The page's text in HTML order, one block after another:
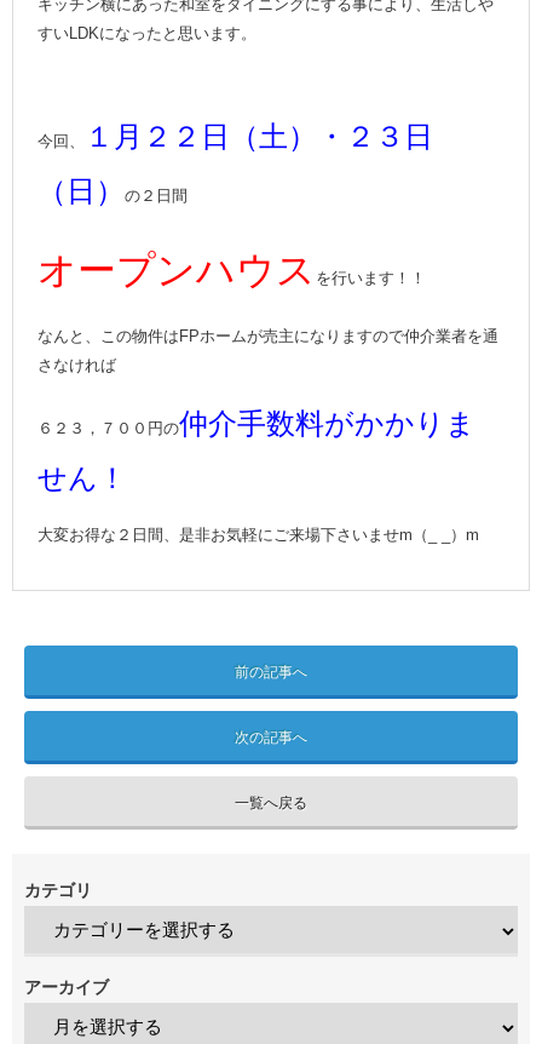
キッチン横にあった和室をダイニングにする事により、生活しや
すいLDKになったと思います。
今回、
１月２２日（土）・２３日
（日）
の２日間
オープンハウス を行います！！
なんと、この物件はFPホームが売主になりますので仲介業者を通
さなければ
６２３，７００円の仲介手数料がかかりま
せん！
大変お得な２日間、是非お気軽にご来場下さいませm（_ _）m
前の記事へ
次の記事へ
一覧へ戻る
カテゴリ
アーカイブ